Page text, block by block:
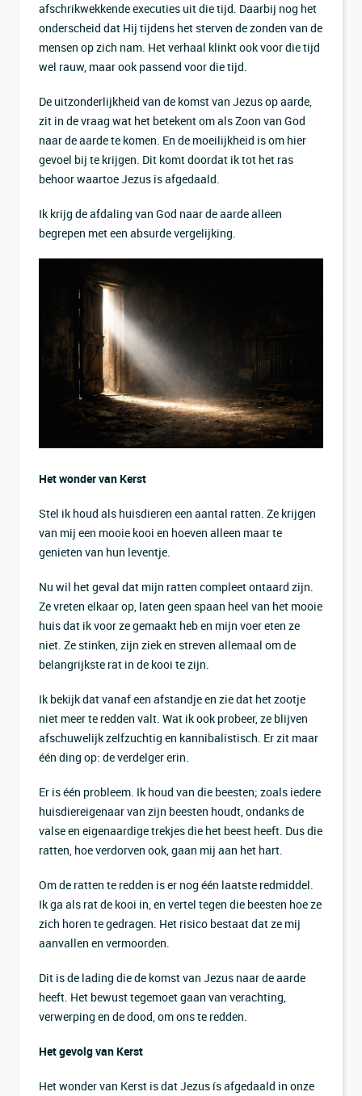
afschrikwekkende executies uit die tijd. Daarbij nog het
onderscheid dat Hij tijdens het sterven de zonden van de
mensen op zich nam. Het verhaal klinkt ook voor die tijd
wel rauw, maar ook passend voor die tijd.
De uitzonderlijkheid van de komst van Jezus op aarde,
zit in de vraag wat het betekent om als Zoon van God
naar de aarde te komen. En de moeilijkheid is om hier
gevoel bij te krijgen. Dit komt doordat ik tot het ras
behoor waartoe Jezus is afgedaald.
Ik krijg de afdaling van God naar de aarde alleen
begrepen met een absurde vergelijking.
Het wonder van Kerst
Stel ik houd als huisdieren een aantal ratten. Ze krijgen
van mij een mooie kooi en hoeven alleen maar te
genieten van hun leventje.
Nu wil het geval dat mijn ratten compleet ontaard zijn.
Ze vreten elkaar op, laten geen spaan heel van het mooie
huis dat ik voor ze gemaakt heb en mijn voer eten ze
niet. Ze stinken, zijn ziek en streven allemaal om de
belangrijkste rat in de kooi te zijn.
Ik bekijk dat vanaf een afstandje en zie dat het zootje
niet meer te redden valt. Wat ik ook probeer, ze blijven
afschuwelijk zelfzuchtig en kannibalistisch. Er zit maar
één ding op: de verdelger erin.
Er is één probleem. Ik houd van die beesten; zoals iedere
huisdiereigenaar van zijn beesten houdt, ondanks de
valse en eigenaardige trekjes die het beest heeft. Dus die
ratten, hoe verdorven ook, gaan mij aan het hart.
Om de ratten te redden is er nog één laatste redmiddel.
Ik ga als rat de kooi in, en vertel tegen die beesten hoe ze
zich horen te gedragen. Het risico bestaat dat ze mij
aanvallen en vermoorden.
Dit is de lading die de komst van Jezus naar de aarde
heeft. Het bewust tegemoet gaan van verachting,
verwerping en de dood, om ons te redden.
Het gevolg van Kerst
Het wonder van Kerst is dat Jezus ís afgedaald in onze